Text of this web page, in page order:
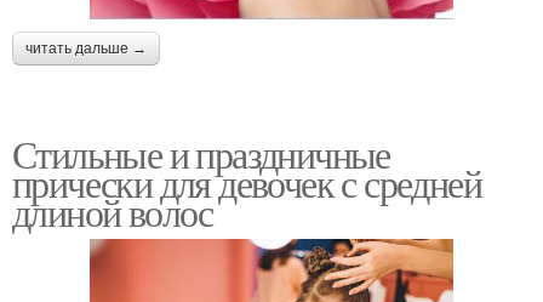
читать дальше →
Стильные и праздничные
прически для девочек с средней
длиной волос